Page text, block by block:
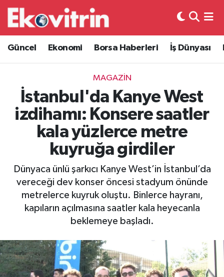
Güncel Ekonomi Borsa Haberleri İş Dünyası
MAGAZIN
İstanbul'da Kanye West
izdihamı: Konsere saatler
kala yüzlerce metre
kuyruğa girdiler
Dünyaca ünlü şarkıcı Kanye West’in İstanbul’da
vereceği dev konser öncesi stadyum önünde
metrelerce kuyruk oluştu. Binlerce hayranı,
kapıların açılmasına saatler kala heyecanla
beklemeye başladı.
Güncel
Ekonomi
Borsa Haberleri
İş Dünyası
Lojistik
Otovitrin
Asayiş
Magazin
Gayrimenkul
Spor
Hava Durumu
Trafik Durumu
Süper Lig Puan Durumu ve Fikstür
Tüm Manşetler
Son Dakika Haberleri
Haber Arşivi